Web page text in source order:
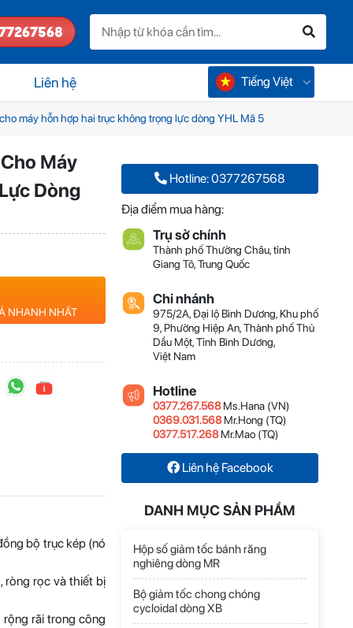
Liên hệ
Tiếng Việt
máy hỗn hợp hai trục không trọng lực dòng YHL Mã 5
Máy
Dòng
NHANH NHẤT
bộ trục kép (nó
ròng rọc và thiết bị
rãi trong công
Hotline: 0377267568
Địa điểm mua hàng:
Trụ sở chính
Thành phố Thường Châu, tỉnh
Giang Tô, Trung Quốc
Chi nhánh
975/2A, Đại lộ Bình Dương, Khu phố
9, Phường Hiệp An, Thành phố Thủ
Dầu Một, Tỉnh Bình Dương,
Việt Nam
Hotline
0377.267.568Ms.Hana (VN)
0369.031.568Mr.Hong (TQ)
0377.517.268Mr.Mao (TQ)
Liên hệ Facebook
DANH MỤC SẢN PHẨM
Hộp số giảm tốc bánh răng
nghiêng dòng MR
Bộ giảm tốc chong chóng
cycloidal dòng XB
Liên hệ
Hộp số trục đứng